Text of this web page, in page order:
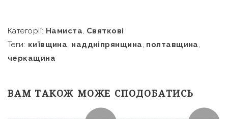
Категорії: Намиста, Святкові
Теги: київщина, наддніпрянщина, полтавщина,
черкащина
ВАМ ТАКОЖ МОЖЕ СПОДОБАТИСЬ